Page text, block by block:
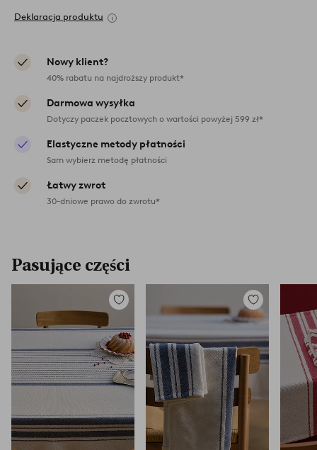
Deklaracja produktu
Nowy klient?
40% rabatu na najdroższy produkt*
Darmowa wysyłka
Dotyczy paczek pocztowych o wartości powyżej 599 zł*
Elastyczne metody płatności
Sam wybierz metodę płatności
Łatwy zwrot
30-dniowe prawo do zwrotu*
Pasujące części
Dodaj
Dodaj
do
ulubionych